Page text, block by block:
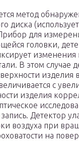
метод
диска
для
головки,
В этом случае
изделия
с
изделия
Детектор
воздуха при
на